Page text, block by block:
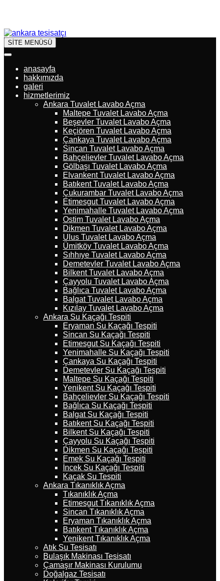
SİTE MENÜSÜ
anasayfa
hakkımızda
galeri
hizmetlerimiz
Ankara Tuvalet Lavabo Açma
Maltepe Tuvalet Lavabo Açma
Beşevler Tuvalet Lavabo Açma
Keçiören Tuvalet Lavabo Açma
Çankaya Tuvalet Lavabo Açma
Sincan Tuvalet Lavabo Açma
Bahçelievler Tuvalet Lavabo Açma
Gölbaşı Tuvalet Lavabo Açma
Elvankent Tuvalet Lavabo Açma
Batıkent Tuvalet Lavabo Açma
Çukurambar Tuvalet Lavabo Açma
Etimesgut Tuvalet Lavabo Açma
Yenimahalle Tuvalet Lavabo Açma
Ostim Tuvalet Lavabo Açma
Dikmen Tuvalet Lavabo Açma
Ulus Tuvalet Lavabo Açma
Ümitköy Tuvalet Lavabo Açma
Sıhhıye Tuvalet Lavabo Açma
Demetevler Tuvalet Lavabo Açma
Bilkent Tuvalet Lavabo Açma
Çayyolu Tuvalet Lavabo Açma
Bağlıca Tuvalet Lavabo Açma
Balgat Tuvalet Lavabo Açma
Kızılay Tuvalet Lavabo Açma
Ankara Su Kaçağı Tespiti
Eryaman Su Kaçağı Tespiti
Sincan Su Kaçağı Tespiti
Etimesgut Su Kaçağı Tespiti
Yenimahalle Su Kaçağı Tespiti
Çankaya Su Kaçağı Tespiti
Demetevler Su Kaçağı Tespiti
Maltepe Su Kaçağı Tespiti
Yenikent Su Kaçağı Tespiti
Bahçelievler Su Kaçağı Tespiti
Bağlıca Su Kaçağı Tespiti
Balgat Su Kaçağı Tespiti
Batıkent Su Kaçağı Tespiti
Bilkent Su Kaçağı Tespiti
Çayyolu Su Kaçağı Tespiti
Dikmen Su Kaçağı Tespiti
Emek Su Kaçağı Tespiti
İncek Su Kaçağı Tespiti
Kaçak Su Tespiti
Ankara Tıkanıklık Açma
Tıkanıklık Açma
Etimesgut Tıkanıklık Açma
Sincan Tıkanıklık Açma
Eryaman Tıkanıklık Açma
Batıkent Tıkanıklık Açma
Yenikent Tıkanıklık Açma
Atık Su Tesisatı
Bulaşık Makinası Tesisatı
Çamaşır Makinası Kurulumu
Doğalgaz Tesisatı